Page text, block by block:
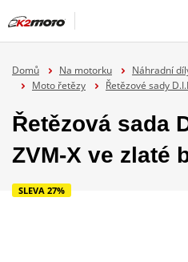
Domů Na motorku Náhradní
Moto řetězy
Řetězové sady
Řetězová sada
ZVM-X ve zlaté
SLEVA 27%